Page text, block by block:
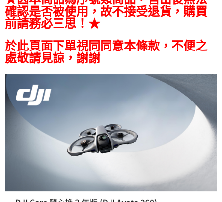
權轉讓予恩沛科技股份有限公司。
２．關於個人資料處理事宜，請瀏覽以下網址：
https://aftee.tw/terms/#terms3
「AFTEE先享後付」，若未經同意申辦者引起之損失，本公司不負相關責
任。
４．使用「AFTEE先享後付」時，將依據個別帳號之用戶狀況，依本公司即
５．嚴禁一人註冊多個帳號或使用他人資訊註冊。若發現惡意使用之情形，
恩沛科技股份有限公司將有權停止該用戶之使用額度並採取法律行動。
確認是否被使用，故不接受退貨，購買
前請務必三思！★
於此頁面下單視同同意本條款，不便之
處敬請見諒，謝謝